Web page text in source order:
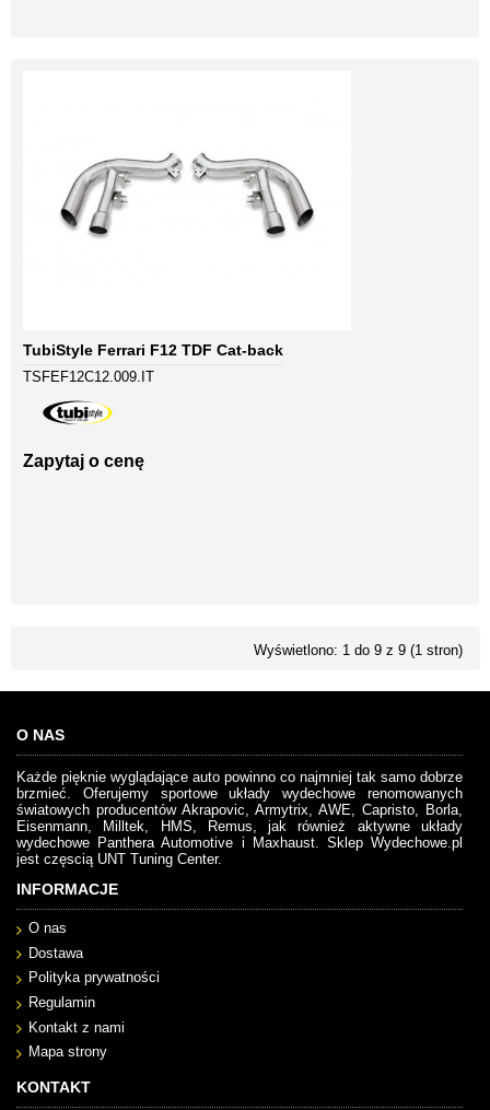
TubiStyle Ferrari F12 TDF Cat-back
TSFEF12C12.009.IT
Zapytaj o cenę
Wyświetlono: 1 do 9 z 9 (1 stron)
O NAS
Każde pięknie wyglądające auto powinno co najmniej tak samo dobrze
brzmieć. Oferujemy sportowe układy wydechowe renomowanych
światowych producentów Akrapovic, Armytrix, AWE, Capristo, Borla,
Eisenmann, Milltek, HMS, Remus, jak również aktywne układy
wydechowe Panthera Automotive i Maxhaust. Sklep Wydechowe.pl
jest częscią UNT Tuning Center.
INFORMACJE
O nas
Dostawa
Polityka prywatności
Regulamin
Kontakt z nami
Mapa strony
KONTAKT